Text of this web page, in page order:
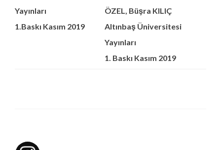
Yayınları
1.Baskı Kasım 2019
ÖZEL, Büşra KILIÇ
Altınbaş Üniversitesi
Yayınları
1. Baskı Kasım 2019